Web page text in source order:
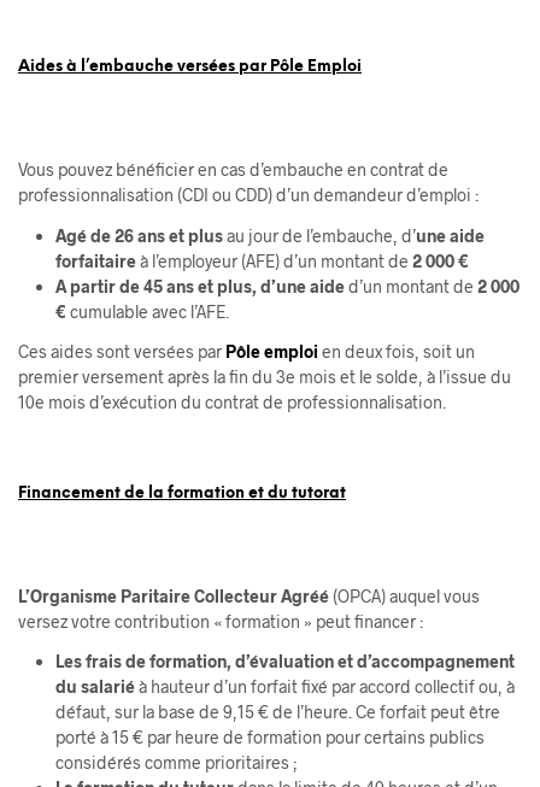
Aides à l’embauche versées par Pôle Emploi
Vous pouvez bénéficier en cas d’embauche en contrat de
professionnalisation (CDI ou CDD) d’un demandeur d’emploi :
Agé de 26 ans et plusau jour de l’embauche, d’une aide
forfaitaireà l’employeur (AFE) d’un montant de 2 000 €
A partir de 45 ans et plus, d’une aided’un montant de 2 000
€ cumulable avec l’AFE.
Ces aides sont versées par Pôle emploi en deux fois, soit un
premier versement après la fin du 3e mois et le solde, à l’issue du
10e mois d’exécution du contrat de professionnalisation.
Financement de la formation et du tutorat
L’Organisme Paritaire Collecteur Agréé (OPCA) auquel vous
versez votre contribution « formation » peut financer :
Les frais de formation, d’évaluation et d’accompagnement
du salariéà hauteur d’un forfait fixé par accord collectif ou, à
défaut, sur la base de 9,15 € de l’heure. Ce forfait peut être
porté à 15 € par heure de formation pour certains publics
considérés comme prioritaires ;